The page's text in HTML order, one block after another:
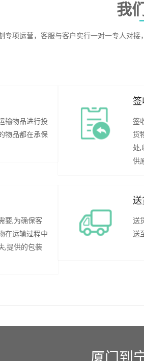
我
专项运营，客服与客户实行一对一专人对
输物品进行投
物品都在承保
签
签
货
处,
供
要,为确保客
在运输过程中
,提供的包装
送
送
送
厦门到